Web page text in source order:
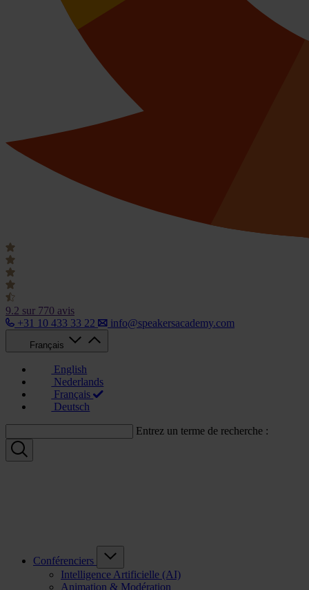
9.2 sur 770 avis
+31 10 433 33 22
info@speakersacademy.com
Français
English
Nederlands
Français
Deutsch
Entrez un terme de recherche :
Conférenciers
Intelligence Artificielle (AI)
Animation & Modération